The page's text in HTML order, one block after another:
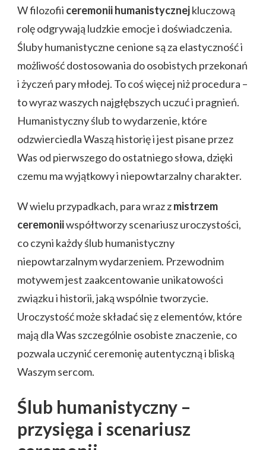
W filozofii ceremonii humanistycznejkluczową
rolę odgrywają ludzkie emocje i doświadczenia.
Śluby humanistyczne cenione są za elastyczność i
możliwość dostosowania do osobistych przekonań
i życzeń pary młodej. To coś więcej niż procedura –
to wyraz waszych najgłębszych uczuć i pragnień.
Humanistyczny ślub to wydarzenie, które
odzwierciedla Waszą historię i jest pisane przez
Was od pierwszego do ostatniego słowa, dzięki
czemu ma wyjątkowy i niepowtarzalny charakter.
W wielu przypadkach, para wraz zmistrzem
ceremoniiwspółtworzy scenariusz uroczystości,
co czyni każdy ślub humanistyczny
niepowtarzalnym wydarzeniem. Przewodnim
motywem jest zaakcentowanie unikatowości
związku i historii, jaką wspólnie tworzycie.
Uroczystość może składać się z elementów, które
mają dla Was szczególnie osobiste znaczenie, co
pozwala uczynić ceremonię autentyczną i bliską
Waszym sercom.
Ślub humanistyczny –
przysięga i scenariusz